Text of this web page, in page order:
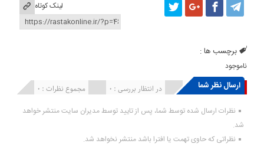
لینک کوتاه
برچسب ها :
ناموجود
ارسال نظر شما مجموع نظرات : 0 در انتظار بررسی : 0 انتشار یافته : ۰
نظرات ارسال شده توسط شما، پس از تایید توسط مدیران سایت منتشر خواهد
شد.
نظراتی که حاوی تهمت یا افترا باشد منتشر نخواهد شد.